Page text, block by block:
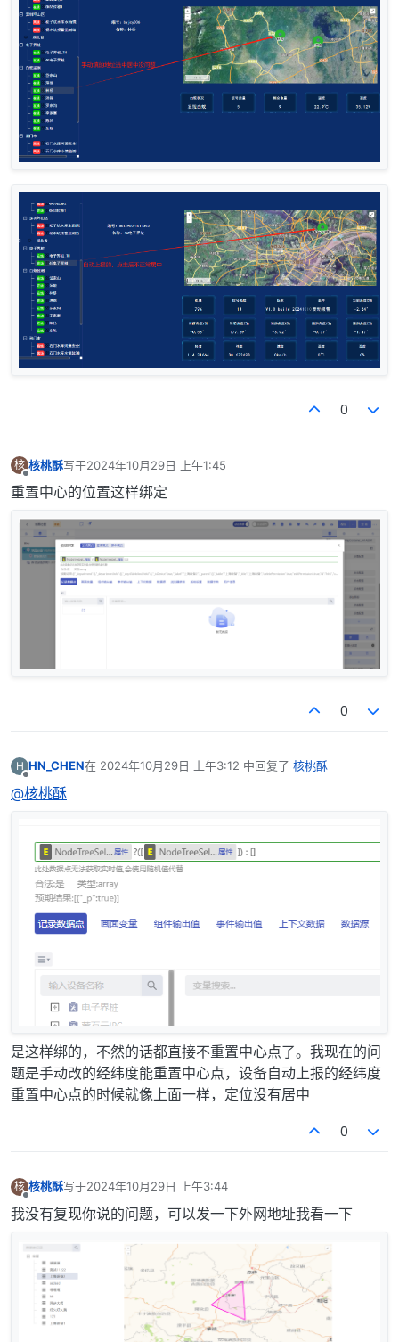
0
核 核桃酥写于2024年10月29日 上午1:45
最后由 编辑
重置中心的位置这样绑定
0
H HN_CHEN在 2024年10月29日 上午3:12 中回复了 核桃酥
最后由 编辑
@核桃酥
是这样绑的，不然的话都直接不重置中心点了。我现在的问
题是手动改的经纬度能重置中心点，设备自动上报的经纬度
重置中心点的时候就像上面一样，定位没有居中
0
核 核桃酥写于2024年10月29日 上午3:44
最后由 编辑
我没有复现你说的问题，可以发一下外网地址我看一下